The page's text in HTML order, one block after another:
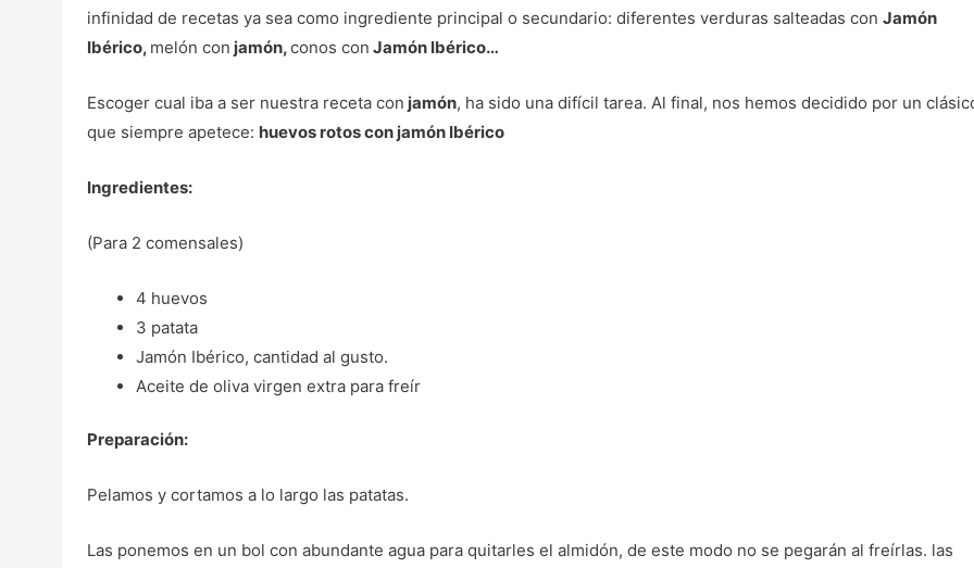
infinidad de recetas ya sea como ingrediente principal o secundario: diferentes verduras salteadas con Jamón
Ibérico, melón con jamón,conos con Jamón Ibérico…
Escoger cual iba a ser nuestra receta con jamón, ha sido una difícil tarea. Al final, nos hemos decidido por un
que siempre apetece: huevos rotos con jamón Ibérico
Ingredientes:
(Para 2 comensales)
4 huevos
3 patata
Jamón Ibérico, cantidad al gusto.
Aceite de oliva virgen extra para freír
Preparación:
Pelamos y cortamos a lo largo las patatas.
Las ponemos en un bol con abundante agua para quitarles el almidón, de este modo no se pegarán al freírlas. las